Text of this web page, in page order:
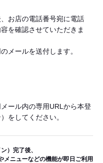
お店の電話番号宛に電話
を確認させていただきま
メールを送付します。
ール内の専用URLから本登
をしてください。
）完了後、
メニューなどの機能が即日ご利用